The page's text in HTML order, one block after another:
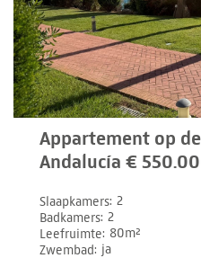
Appartement op
Andalucía €
Slaapkamers 2
Badkamers 2
Leefruimte 80m²
Zwembad ja